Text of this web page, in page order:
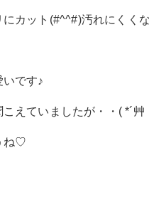
にカット(#^^#)汚れにくく
です♪
えていましたが・・( *´艸
ね♡